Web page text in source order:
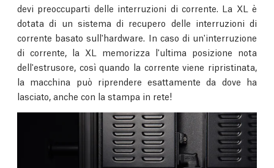
devi preoccuparti delle interruzioni di corrente. La XL è
dotata di un sistema di recupero delle interruzioni di
corrente basato sull'hardware. In caso di un'interruzione
di corrente, la XL memorizza l'ultima posizione nota
dell'estrusore, così quando la corrente viene ripristinata,
la macchina può riprendere esattamente da dove ha
lasciato, anche con la stampa in rete!